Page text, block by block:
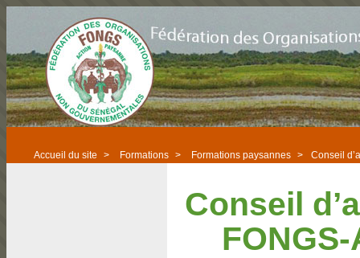
Accueil du site > Formations > Formations paysannes > Conseil
Conseil